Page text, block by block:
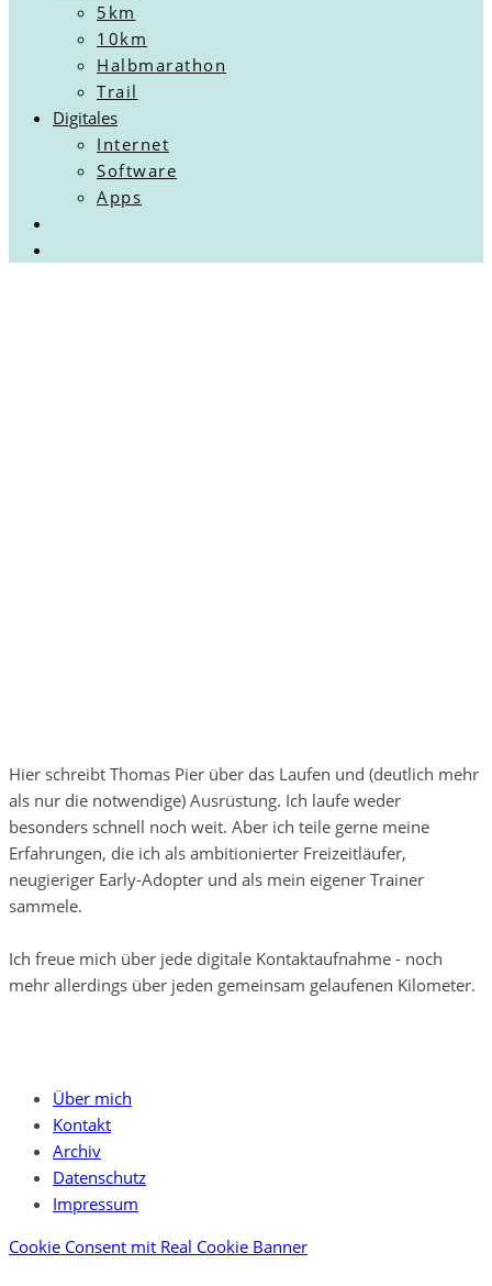
5km
10km
Halbmarathon
Trail
Digitales
Internet
Software
Apps
Hier schreibt Thomas Pier über das Laufen und (deutlich mehr
als nur die notwendige) Ausrüstung. Ich laufe weder
besonders schnell noch weit. Aber ich teile gerne meine
Erfahrungen, die ich als ambitionierter Freizeitläufer,
neugieriger Early-Adopter und als mein eigener Trainer
sammele.
Ich freue mich über jede digitale Kontaktaufnahme - noch
mehr allerdings über jeden gemeinsam gelaufenen Kilometer.
Über mich
Kontakt
Archiv
Datenschutz
Impressum
Cookie Consent mit Real Cookie Banner